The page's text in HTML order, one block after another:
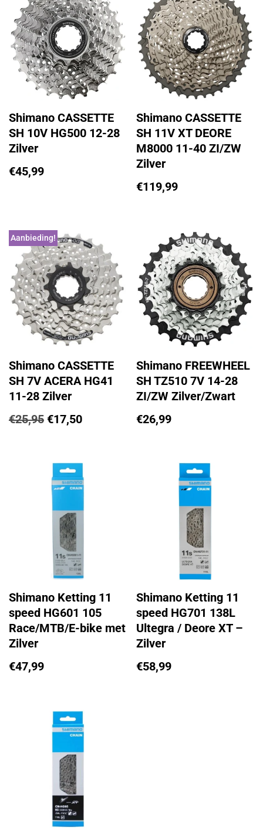
Shimano CASSETTE
SH 10V HG500 12-28
Zilver
€45,99
Shimano CASSETTE
SH 11V XT DEORE
M8000 11-40 ZI/ZW
Zilver
€119,99
Aanbieding!
Shimano CASSETTE
SH 7V ACERA HG41
11-28 Zilver
€25,95 €17,50
Shimano FREEWHEEL
SH TZ510 7V 14-28
ZI/ZW Zilver/Zwart
€26,99
Shimano Ketting 11
speed HG601 105
Race/MTB/E-bike met
Zilver
€47,99
Shimano Ketting 11
speed HG701 138L
Ultegra / Deore XT –
Zilver
€58,99